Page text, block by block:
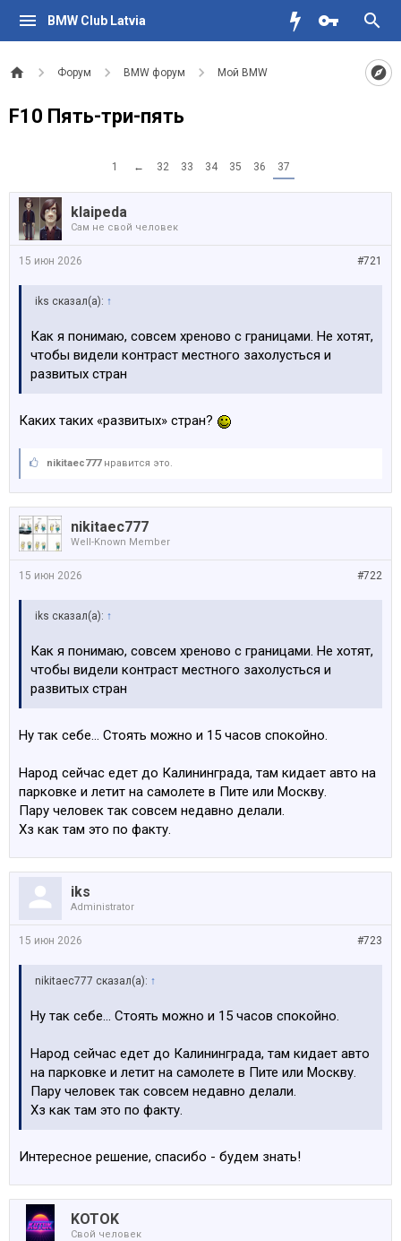
BMW Club Latvia
Форум BMW форум Мой BMW
F10 Пять-три-пять
1 ← 32 33 34 35 36 37
klaipeda
Сам не свой человек
#721
15 июн 2026
iks сказал(а): ↑
Как я понимаю, совсем хреново с границами. Не хотят,
чтобы видели контраст местного захолусться и
развитых стран
Каких таких «развитых» стран?
nikitaec777нравится это.
nikitaec777
Well-Known Member
#722
15 июн 2026
iks сказал(а): ↑
Как я понимаю, совсем хреново с границами. Не хотят,
чтобы видели контраст местного захолусться и
развитых стран
Ну так себе… Стоять можно и 15 часов спокойно.
Народ сейчас едет до Калининграда, там кидает авто на
парковке и летит на самолете в Пите или Москву.
Пару человек так совсем недавно делали.
Хз как там это по факту.
iks
Administrator
#723
15 июн 2026
nikitaec777 сказал(а): ↑
Ну так себе… Стоять можно и 15 часов спокойно.
Народ сейчас едет до Калининграда, там кидает авто
на парковке и летит на самолете в Пите или Москву.
Пару человек так совсем недавно делали.
Хз как там это по факту.
Интересное решение, спасибо - будем знать!
KOTOK
Свой человек